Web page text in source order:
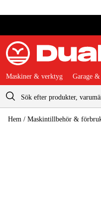
Varukorg
Maskiner & verktyg Garage &
Hem / Maskintillbehör &